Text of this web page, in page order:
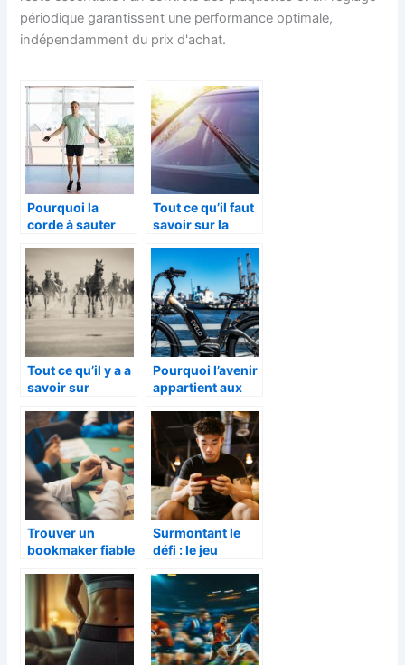
périodique garantissent une performance optimale,
indépendamment du prix d'achat.
Pourquoi la
corde à sauter
populaire pour le
crossfit ?
Tout ce qu’il faut
savoir sur la
pare-brise
Tout ce qu’il y a a
savoir sur
Deauville La
Touques
Pourquoi l’avenir
appartient aux
electriques
plutot qu’aux
essence ?
Trouver un
bookmaker fiable
pratiques
Surmontant le
défi : le jeu
pour les fans de
foot